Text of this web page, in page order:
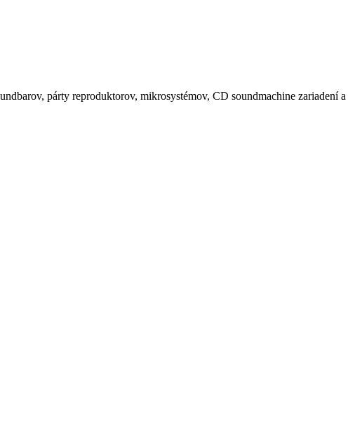
párty reproduktorov, mikrosystémov, CD soundmachine zariadení